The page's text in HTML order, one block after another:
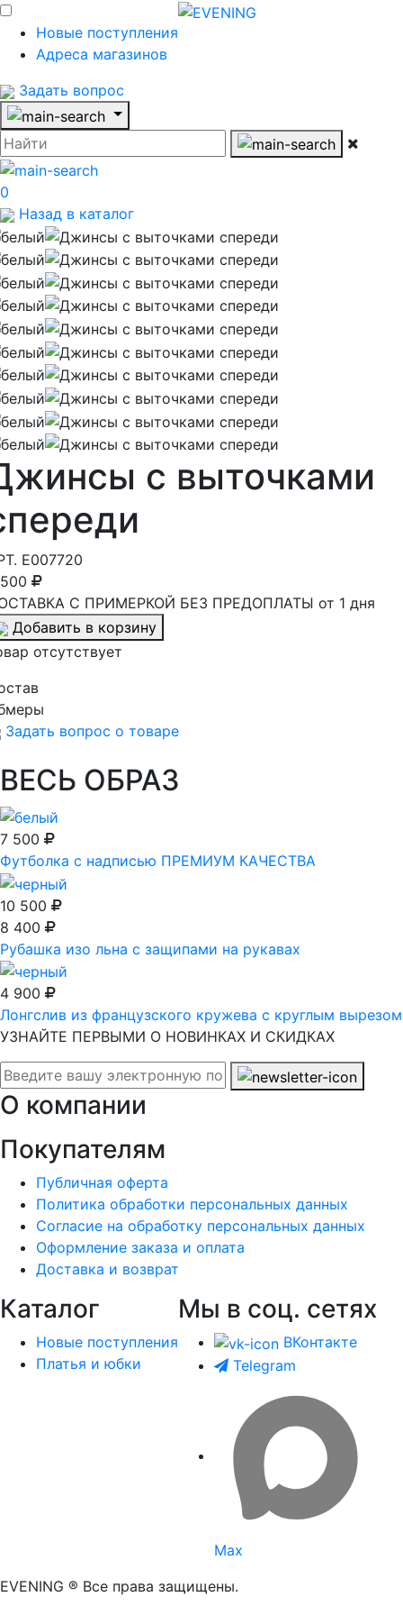
Новые поступления
Адреса магазинов
Задать вопрос
0
Назад в каталог
с выточками
E007720
С ПРИМЕРКОЙ БЕЗ ПРЕДОПЛАТЫ от 1 дня
Добавить в корзину
отсутствует
Задать вопрос о товаре
ВЕСЬ ОБРАЗ
7 500
Футболка с надписью ПРЕМИУМ КАЧЕСТВА
10 500
8 400
Рубашка изо льна с защипами на рукавах
4 900
Лонгслив из французского кружева с круглым вырезом
УЗНАЙТЕ ПЕРВЫМИ О НОВИНКАХ И СКИДКАХ
О компании
Покупателям
Публичная оферта
Политика обработки персональных данных
Согласие на обработку персональных данных
Оформление заказа и оплата
Доставка и возврат
Каталог
Новые поступления
Платья и юбки
Мы в соц. сетях
ВКонтакте
Telegram
Max
EVENING ® Все права защищены.